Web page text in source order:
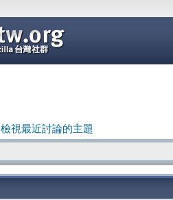
檢視最近討論的主題